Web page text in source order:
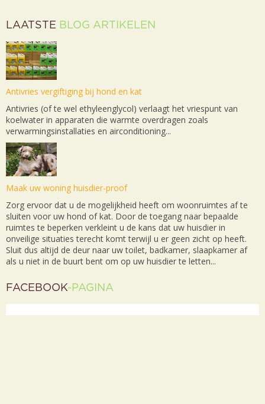
LAATSTE BLOG ARTIKELEN
Antivries vergiftiging bij hond en kat
Antivries (of te wel ethyleenglycol) verlaagt het vriespunt van
koelwater in apparaten die warmte overdragen zoals
verwarmingsinstallaties en airconditioning...
Maak uw woning huisdier-proof
Zorg ervoor dat u de mogelijkheid heeft om woonruimtes af te
sluiten voor uw hond of kat. Door de toegang naar bepaalde
ruimtes te beperken verkleint u de kans dat uw huisdier in
onveilige situaties terecht komt terwijl u er geen zicht op heeft.
Sluit dus altijd de deur naar uw toilet, badkamer, slaapkamer af
als u niet in de buurt bent om op uw huisdier te letten...
FACEBOOK-PAGINA